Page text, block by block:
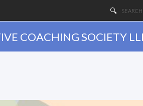
COACHING SOCIETY